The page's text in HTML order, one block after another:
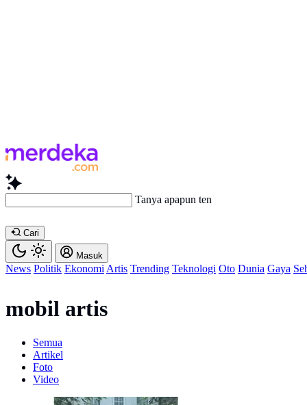
Tanya apapun tentang ar
Cari
Masuk
News Politik Ekonomi Artis Trending Teknologi Oto Dunia Gaya
mobil artis
Semua
Artikel
Foto
Video